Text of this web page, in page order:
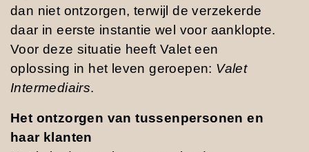
dan niet ontzorgen, terwijl de verzekerde
daar in eerste instantie wel voor aanklopte.
Voor deze situatie heeft Valet een
oplossing in het leven geroepen: Valet
Intermediairs.
Het ontzorgen van tussenpersonen en
haar klanten